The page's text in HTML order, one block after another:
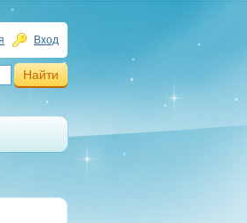
Вход